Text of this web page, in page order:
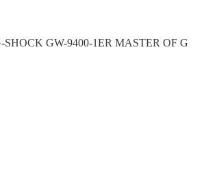
SHOCK GW-9400-1ER MASTER OF G